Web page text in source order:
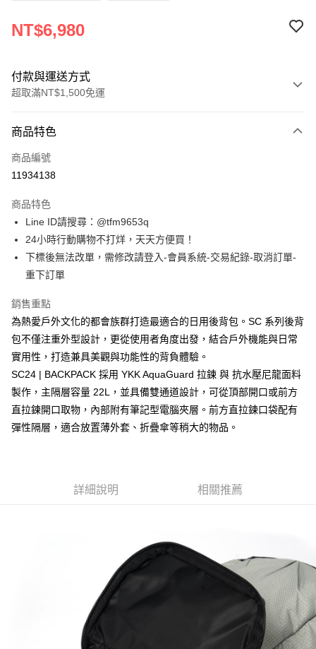
NT$6,980
付款與運送方式
超取滿NT$1,500免運
信用卡一次付款
信用卡分期付款
合作金庫商業銀行
華南商業銀行
上海商業儲蓄銀行
台北富邦商業銀行
國泰世華商業銀行
兆豐國際商業銀行
臺灣中小企業銀行
聯邦商業銀行
元大商業銀行
永豐商業銀行
台新國際商業銀行
中國信託商業銀行
台灣樂天信用卡公司
超商取貨付款
LINE Pay
Apple Pay
悠遊付
AFTEE先享後付
相關說明
【關於「AFTEE先享後付」】
AFTEE先享後付是「在收到商品之後才付款」的支付方式。 讓您購物簡單
便利好安心！
１．簡單：不需註冊會員、不需綁卡、不需儲值。
２．便利：只要手機號碼，簡訊認證，即可結帳。
結帳頁面，進行簡訊認證並確認金額後，即可完成結帳。
※ 請注意：結帳手續完成當下不需立刻繳費，但若您需要取消訂單，請聯絡
購買商品的店家。未經商家同意取消之訂單仍視為有效，需透過AFTEE先享
※ 交易是否成功請以「AFTEE先享後付 」之結帳頁面顯示為準，若有關於
是否繳費成功／繳費後需取消欲退款等相關疑問，請聯繫「AFTEE先享後付
https://netprotections.freshdesk.com/support/home
１．透過由恩沛科技股份有限公司提供之「AFTEE先享後付」服務完成之交
ATM付款
運送方式
每筆NT$100，滿NT$2,000(含以上)免運費
查看運費
商品特色
商品編號
11934138
商品特色
Line ID請搜尋：@tfm9653q
24小時行動購物不打烊，天天方便買！
下標後無法改單，需修改請登入-會員系統-交易紀錄-取消訂單-
重下訂單
銷售重點
為熱愛戶外文化的都會族群打造最適合的日用後背包。SC 系列後背
包不僅注重外型設計，更從使用者角度出發，結合戶外機能與日常
實用性，打造兼具美觀與功能性的背負體驗。
SC24 | BACKPACK 採用 YKK AquaGuard 拉鍊 與 抗水壓尼龍面料
製作，主隔層容量 22L，並具備雙通道設計，可從頂部開口或前方
直拉鍊開口取物，內部附有筆記型電腦夾層。前方直拉鍊口袋配有
彈性隔層，適合放置薄外套、折疊傘等稍大的物品。
詳細說明 相關推薦